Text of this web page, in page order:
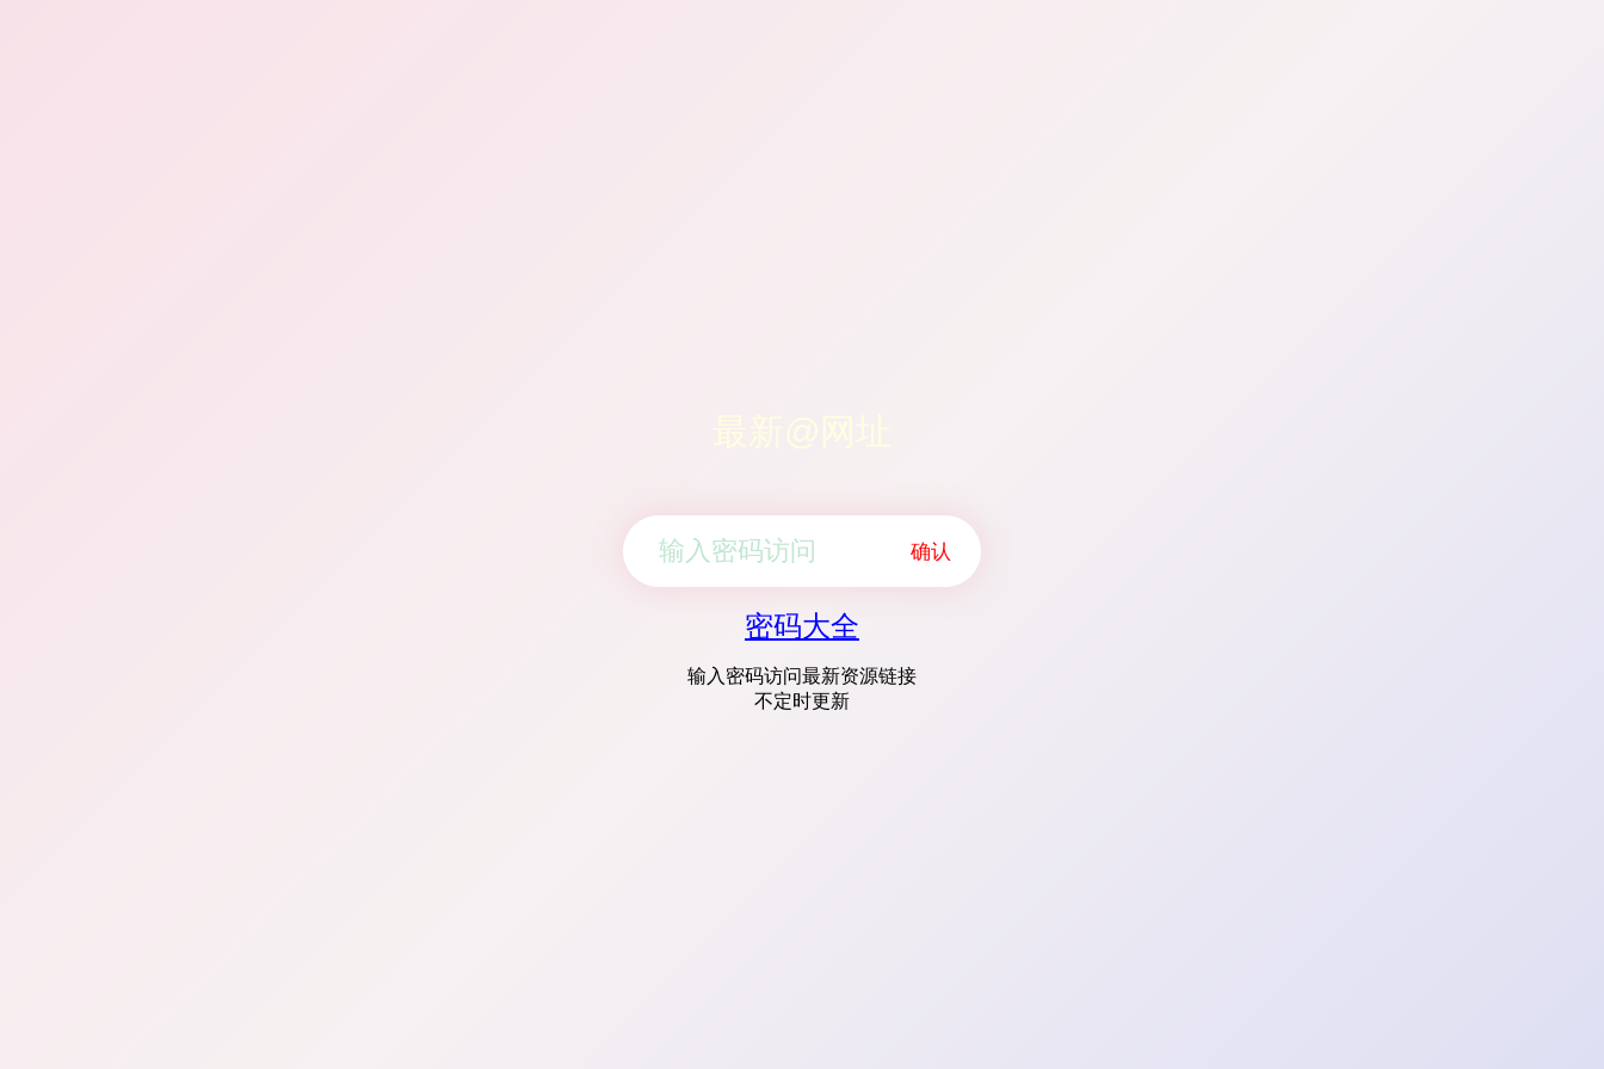
确认
密码大全
输入密码访问最新资源链接
不定时更新